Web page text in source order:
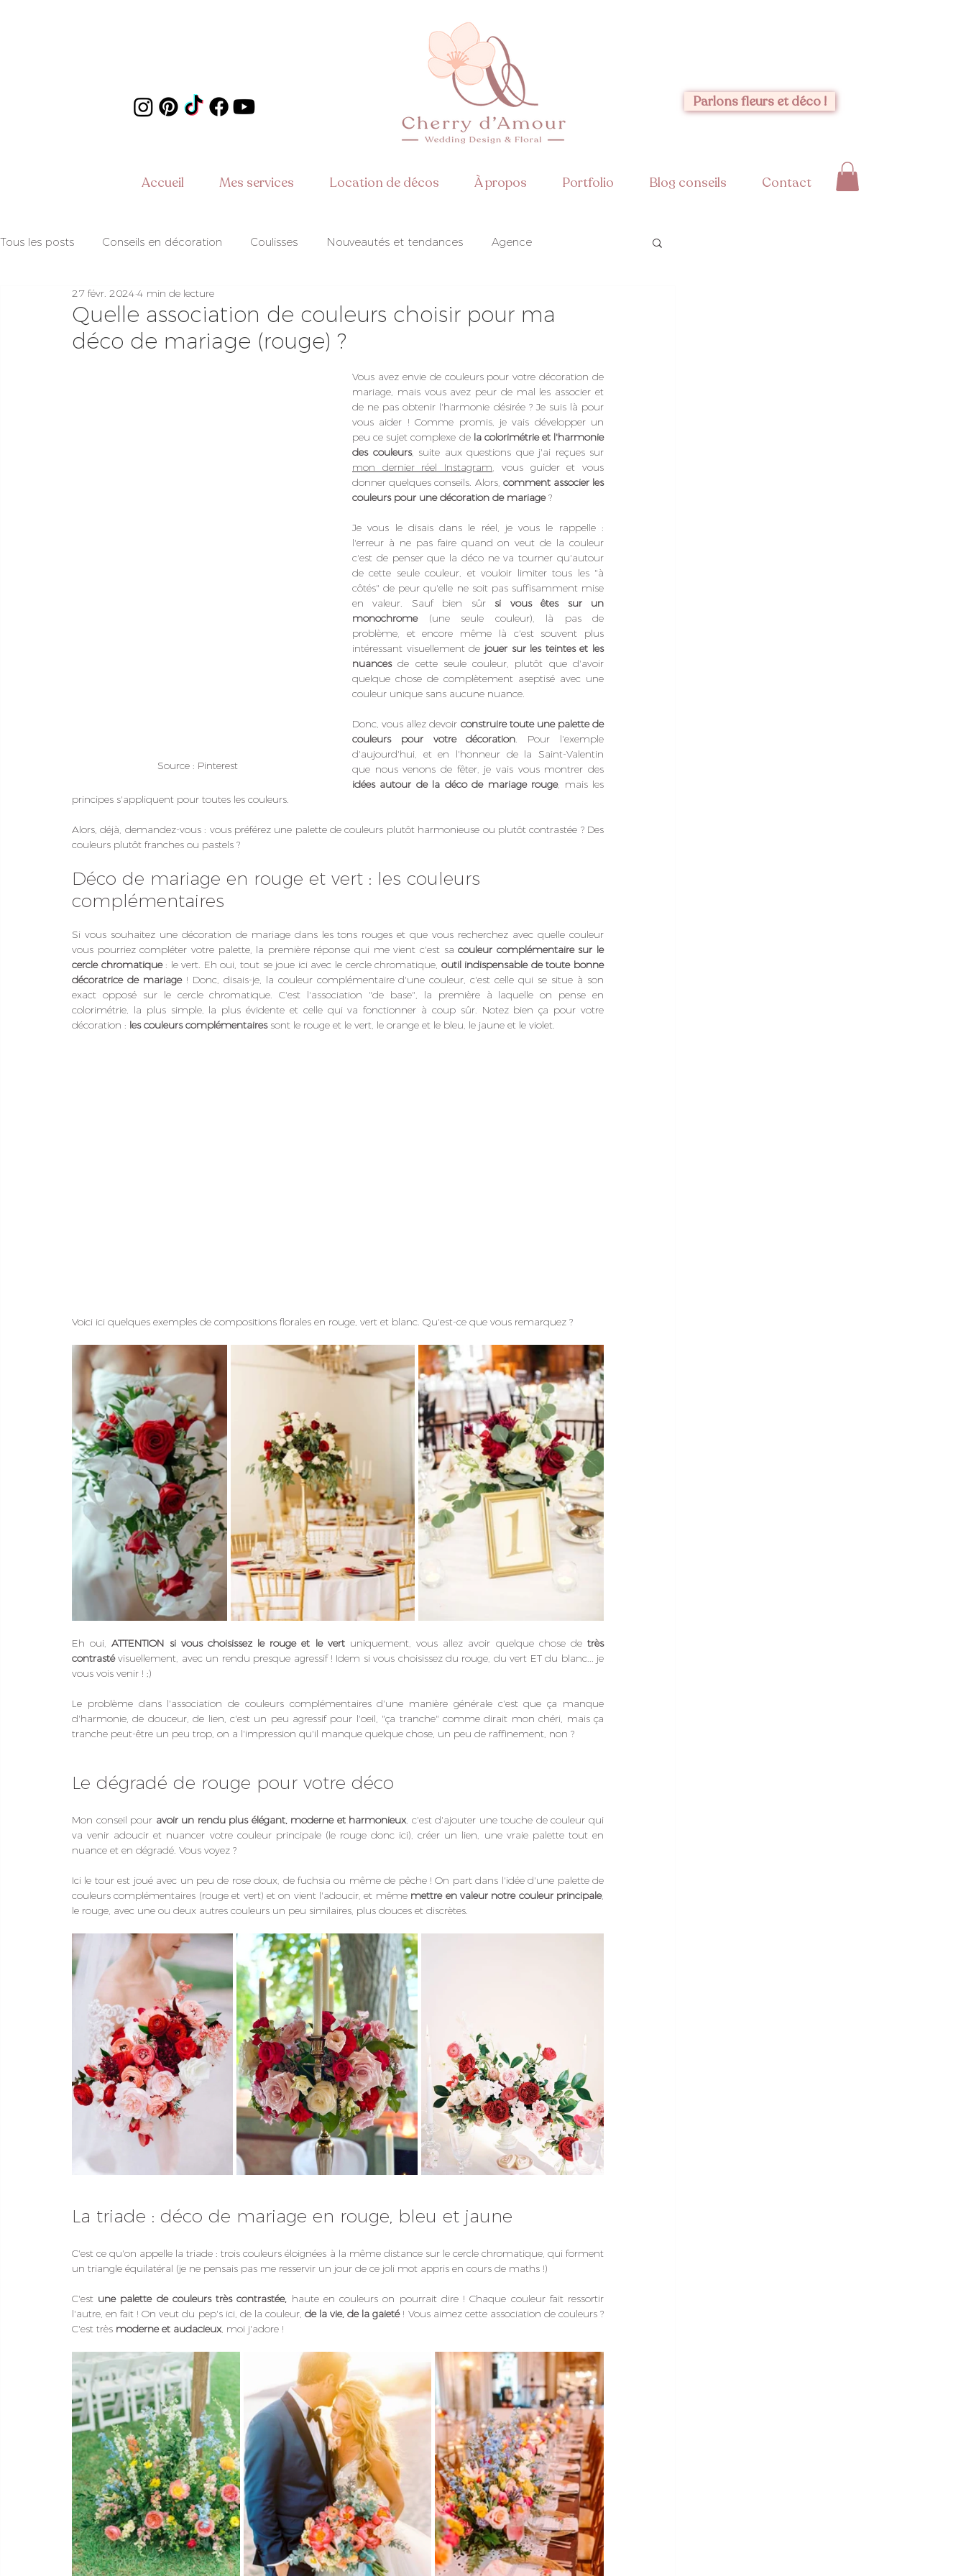
Parlons fleurs et déco !
Accueil Mes services Location de décos À propos Portfolio Blog conseils Contact
Tous les posts Conseils en décoration Coulisses Nouveautés et tendances Agence
Coups de coeur Prestataires
Quelle association de couleurs choisir pour ma
déco de mariage (rouge) ?
27 févr. 2024 4 min de lecture
Source : Pinterest
Vous avez envie de couleurs pour votre décoration de
mariage, mais vous avez peur de mal les associer et
de ne pas obtenir l'harmonie désirée ? Je suis là pour
vous aider ! Comme promis, je vais développer un
peu ce sujet complexe de la colorimétrie et l'harmonie
des couleurs
mon dernier réel Instagram, vous guider et vous
donner quelques conseils. Alors, comment associer les
couleurs pour une décoration de mariage ?
Je vous le disais dans le réel, je vous le rappelle :
l'erreur à ne pas faire quand on veut de la couleur
c'est de penser que la déco ne va tourner qu'autour
de cette seule couleur, et vouloir limiter tous les "à
côtés" de peur qu'elle ne soit pas suffisamment mise
en valeur. Sauf bien sûr si vous êtes sur un
monochrome (une seule couleur), là pas de
problème, et encore même là c'est souvent plus
intéressant visuellement de jouer sur les teintes et les
nuances de cette seule couleur, plutôt que d'avoir
quelque chose de complètement aseptisé avec une
couleur unique sans aucune nuance.
Donc, vous allez devoir construire toute une palette de
couleurs pour votre décoration. Pour l'exemple
d'aujourd'hui, et en l'honneur de la Saint-Valentin
idées autour de la déco de mariage rouge, mais les
principes s'appliquent pour toutes les couleurs.
Alors, déjà, demandez-vous : vous préférez une palette de couleurs plutôt harmonieuse ou plutôt contrastée ? Des
couleurs plutôt franches ou pastels ?
Déco de mariage en rouge et vert : les couleurs
complémentaires
Si vous souhaitez une décoration de mariage dans les tons rouges et que vous recherchez avec quelle couleur
vous pourriez compléter votre palette, la première réponse qui me vient c'est sa couleur complémentaire sur le
cercle chromatique : le vert. Eh oui, tout se joue ici avec le cercle chromatique, outil indispensable de toute bonne
décoratrice de mariage ! Donc, disais-je, la couleur complémentaire d'une couleur, c'est celle qui se situe à son
exact opposé sur le cercle chromatique. C'est l'association "de base", la première à laquelle on pense en
colorimétrie, la plus simple, la plus évidente et celle qui va fonctionner à coup sûr. Notez bien ça pour votre
décoration : les couleurs complémentaires sont le rouge et le vert, le orange et le bleu, le jaune et le violet.
Voici ici quelques exemples de compositions florales en rouge, vert et blanc. Qu'est-ce que vous remarquez ?
Eh oui, ATTENTION si vous choisissez le rouge et le vert uniquement, vous allez avoir quelque chose de très
contrasté visuellement, avec un rendu presque agressif ! Idem si vous choisissez du rouge, du vert ET du blanc... je
vous vois venir ! ;)
Le problème dans l'association de couleurs complémentaires d'une manière générale c'est que ça manque
d'harmonie, de douceur, de lien, c'est un peu agressif pour l'oeil, "ça tranche" comme dirait mon chéri, mais ça
tranche peut-être un peu trop, on a l'impression qu'il manque quelque chose, un peu de raffinement, non ?
Le dégradé de rouge pour votre déco
Mon conseil pour avoir un rendu plus élégant, moderne et harmonieux, c'est d'ajouter une touche de couleur qui
va venir adoucir et nuancer votre couleur principale (le rouge donc ici), créer un lien, une vraie palette tout en
nuance et en dégradé. Vous voyez ?
Ici le tour est joué avec un peu de rose doux, de fuchsia ou même de pêche ! On part dans l'idée d'une palette de
couleurs complémentaires (rouge et vert) et on vient l'adoucir, et même mettre en valeur notre couleur principale,
le rouge, avec une ou deux autres couleurs un peu similaires, plus douces et discrètes.
La triade : déco de mariage en rouge, bleu et jaune
C'est ce qu'on appelle la triade : trois couleurs éloignées à la même distance sur le cercle chromatique, qui forment
un triangle équilatéral (je ne pensais pas me resservir un jour de ce joli mot appris en cours de maths !)
C'est une palette de couleurs très contrastée, haute en couleurs on pourrait dire ! Chaque couleur fait ressortir
l'autre, en fait ! On veut du pep's ici, de la couleur, de la vie, de la gaieté ! Vous aimez cette association de couleurs ?
C'est très moderne et audacieux, moi j'adore !